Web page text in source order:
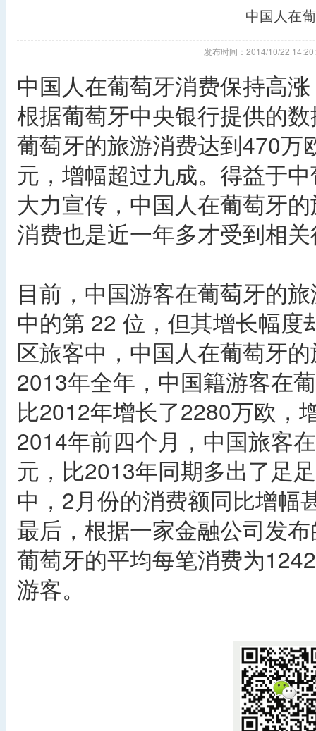
中国人在
发布时间：2014/10/22
中国人在葡萄牙消费保持高涨
根据葡萄牙中央银行提供的
葡萄牙的旅游消费达到470
元，增幅超过九成。得益于
大力宣传，中国人在葡萄牙
消费也是近一年多才受到相
目前，中国游客在葡萄牙的
中的第 22 位，但其增长幅
区旅客中，中国人在葡萄牙
2013年全年，中国籍游客在
比2012年增长了2280万欧，
2014年前四个月，中国旅客
元，比2013年同期多出了足
中，2月份的消费额同比增幅
最后，根据一家金融公司发
葡萄牙的平均每笔消费为
游客。